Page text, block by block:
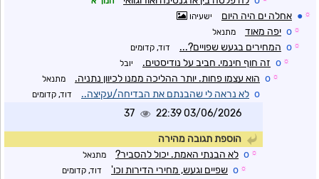
☼
● אחלה ים היה היום ישעיהו
☼
o יפה מאוד מתנאל
☼
o המחירים בגעש שפויים?... דוד, קדומים
☼
o זה חוף חינמי. חביב על נודיסטים. יובל
☼
o הוא עצמו פחות. יותר ההליכה ממנו לכיוון נתניה. מתנאל
o לא נראה לי שהבנתם את הבדיחה/עקיצה.. דוד, קדומים
03/06/2026 22:39
37
הוספת תגובה מהירה
☼
o לא הבנתי האמת. יכול להסביר? מתנאל
☼
o שפיים וגעש, מחירי הדירות וכו' דוד, קדומים